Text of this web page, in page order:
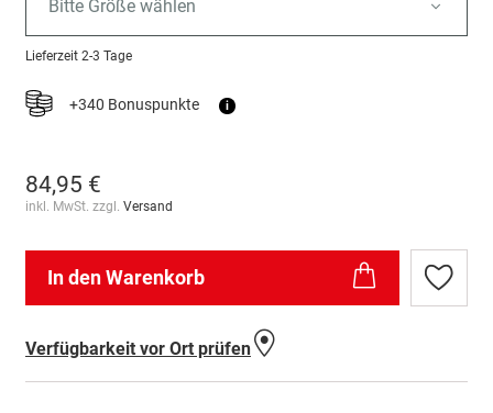
Bitte Größe wählen
Lieferzeit 2-3 Tage
+340 Bonuspunkte i
84,95 €
inkl. MwSt. zzgl. Versand
In den Warenkorb
Zur
Verfügbarkeit vor Ort prüfen